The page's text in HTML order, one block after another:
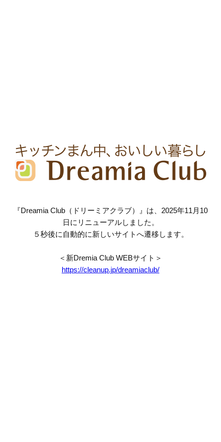
『Dreamia Club（ドリーミアクラブ）』は、2025年11月10
日にリニューアルしました。
５秒後に自動的に新しいサイトへ遷移します。
＜新Dremia Club WEBサイト＞
https://cleanup.jp/dreamiaclub/